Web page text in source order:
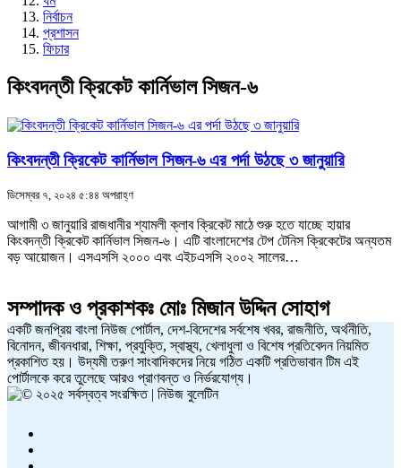
নির্বাচন
প্রশাসন
ফিচার
কিংবদন্তী ক্রিকেট কার্নিভাল সিজন-৬
কিংবদন্তী ক্রিকেট কার্নিভাল সিজন-৬ এর পর্দা উঠছে ৩ জানুয়ারি
ডিসেম্বর ৭, ২০২৪ ৫:৪৪ অপরাহ্ণ
আগামী ৩ জানুয়ারি রাজধানীর শ্যামলী ক্লাব ক্রিকেট মাঠে শুরু হতে যাচ্ছে হায়ার
কিংবদন্তী ক্রিকেট কার্নিভাল সিজন-৬। এটি বাংলাদেশের টেপ টেনিস ক্রিকেটের অন্যতম
বড় আয়োজন। এসএসসি ২০০০ এবং এইচএসসি ২০০২ সালের…
সম্পাদক ও প্রকাশকঃ মোঃ মিজান উদ্দিন সোহাগ
একটি জনপ্রিয় বাংলা নিউজ পোর্টাল, দেশ-বিদেশের সর্বশেষ খবর, রাজনীতি, অর্থনীতি,
বিনোদন, জীবনধারা, শিক্ষা, প্রযুক্তি, স্বাস্থ্য, খেলাধুলা ও বিশেষ প্রতিবেদন নিয়মিত
প্রকাশিত হয়। উদ্যমী তরুণ সাংবাদিকদের নিয়ে গঠিত একটি প্রতিভাবান টিম এই
পোর্টালকে করে তুলেছে আরও প্রাণবন্ত ও নির্ভরযোগ্য।